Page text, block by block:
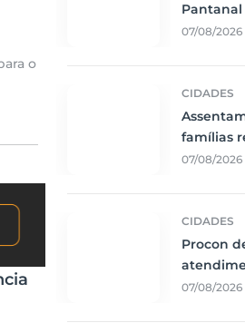
o
07/08/2026
CIDADES
famílias
07/08/2026
CIDADES
Procon
07/08/2026